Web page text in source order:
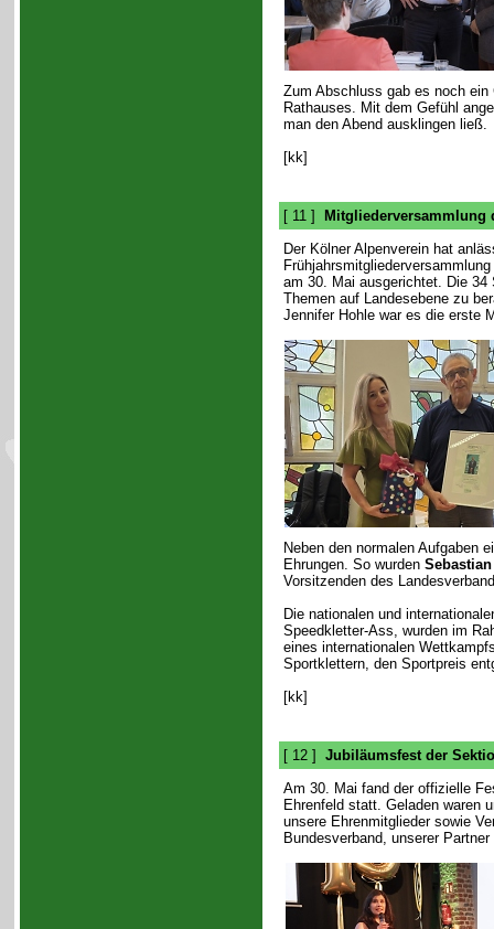
Zum Abschluss gab es noch
Rathauses. Mit dem Gefühl
man den Abend ausklingen ließ.
[kk]
[ 11 ]
Mitgliederversammlung
Der Kölner Alpenverein hat
am 30. Mai ausgerichtet. Die
Themen auf Landesebene zu
Jennifer Hohle war es die erste
Neben den normalen Aufgaben
Ehrungen. So wurden
Vorsitzenden des
Die nationalen und
Speedkletter-Ass, wurden im
eines internationalen
Sportklettern, den Sportpreis
[kk]
[ 12 ] Jubiläumsfest der
Am 30. Mai fand der offizielle
Ehrenfeld statt. Geladen waren
unsere Ehrenmitglieder sowie
Bundesverband, unserer